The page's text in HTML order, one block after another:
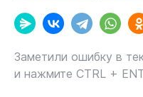
Заметили ошибку в
и нажмите CTRL +